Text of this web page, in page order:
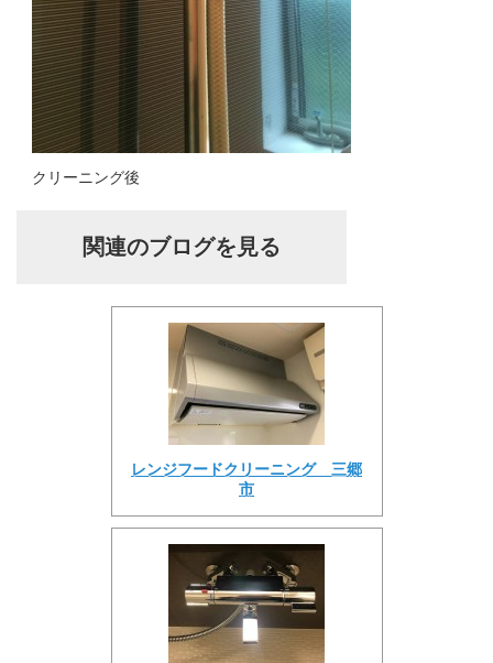
クリーニング後
関連のブログを見る
レンジフードクリーニング 三郷
市